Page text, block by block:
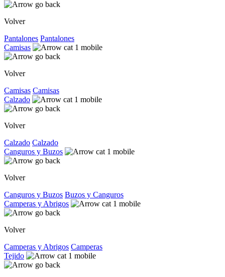
Volver
Pantalones Pantalones
Camisas
Volver
Camisas Camisas
Calzado
Volver
Calzado Calzado
Canguros y Buzos
Volver
Canguros y Buzos Buzos y Canguros
Camperas y Abrigos
Volver
Camperas y Abrigos Camperas
Tejido